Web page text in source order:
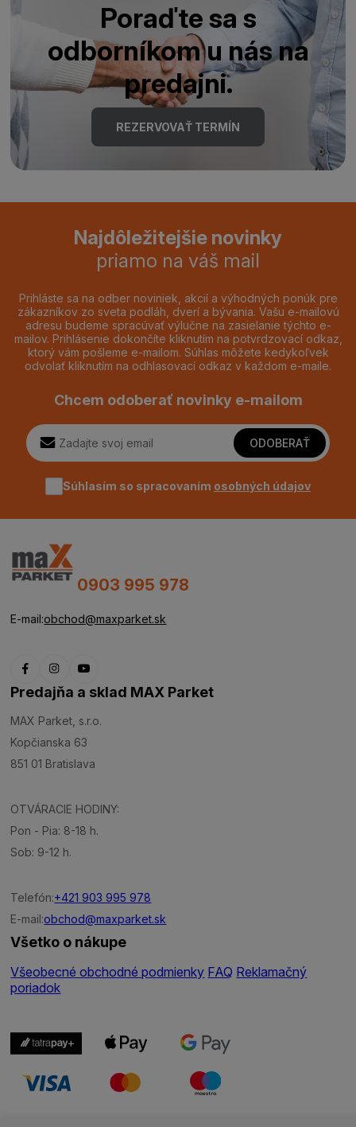
Poraďte sa s
odborníkom u nás na
predajni.
REZERVOVAŤ TERMÍN
Najdôležitejšie novinky
priamo na váš mail
Prihláste sa na odber noviniek, akcií a výhodných ponúk pre
zákazníkov zo sveta podláh, dverí a bývania. Vašu e-mailovú
adresu budeme spracúvať výlučne na zasielanie týchto e-
mailov. Prihlásenie dokončíte kliknutím na potvrdzovací odkaz,
ktorý vám pošleme e-mailom. Súhlas môžete kedykoľvek
odvolať kliknutím na odhlasovací odkaz v každom e-maile.
Chcem odoberať novinky e-mailom
ODOBERAŤ
Súhlasím so spracovaním osobných údajov
0903 995 978
E-mail:obchod@maxparket.sk
Predajňa a sklad MAX Parket
MAX Parket, s.r.o.
Kopčianska 63
851 01 Bratislava
OTVÁRACIE HODINY:
Pon - Pia: 8-18 h.
Sob: 9-12 h.
Telefón:+421 903 995 978
E-mail:obchod@maxparket.sk
Všetko o nákupe
Všeobecné obchodné podmienky FAQ Reklamačný
poriadok